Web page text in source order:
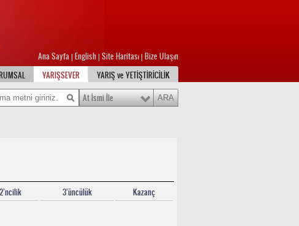
Ana Sayfa English Site Haritası Bize Ulaşın
YARIŞSEVER YARIŞ ve YETİŞTİRİCİLİK
At İsmi İle
2’ncilik 3’üncülük Kazanç